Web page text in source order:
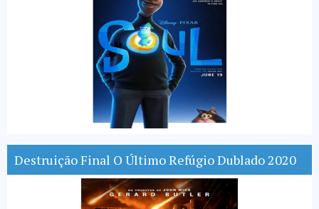
Destruição Final O Último Refúgio Dublado 2020